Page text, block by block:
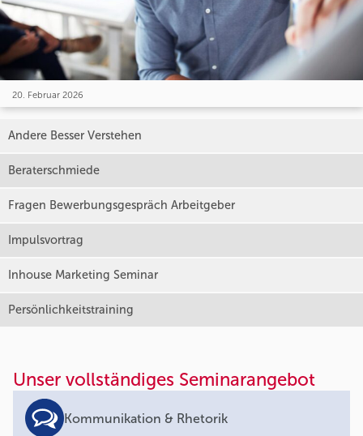
20. Februar 2026
Andere Besser Verstehen
Beraterschmiede
Fragen Bewerbungsgespräch Arbeitgeber
Impulsvortrag
Inhouse Marketing Seminar
Persönlichkeitstraining
Unser vollständiges Seminarangebot
Kommunikation & Rhetorik